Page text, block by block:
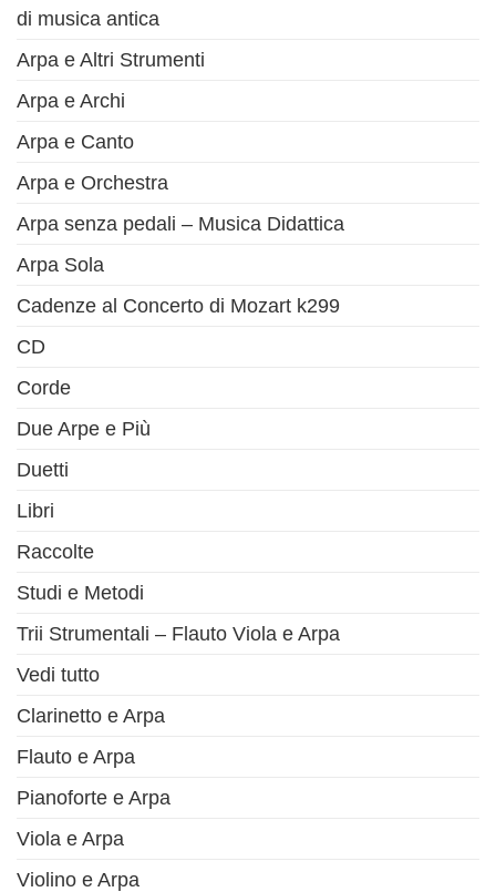
di musica antica
Arpa e Altri Strumenti
Arpa e Archi
Arpa e Canto
Arpa e Orchestra
Arpa senza pedali – Musica Didattica
Arpa Sola
Cadenze al Concerto di Mozart k299
CD
Corde
Due Arpe e Più
Duetti
Libri
Raccolte
Studi e Metodi
Trii Strumentali – Flauto Viola e Arpa
Vedi tutto
Clarinetto e Arpa
Flauto e Arpa
Pianoforte e Arpa
Viola e Arpa
Violino e Arpa